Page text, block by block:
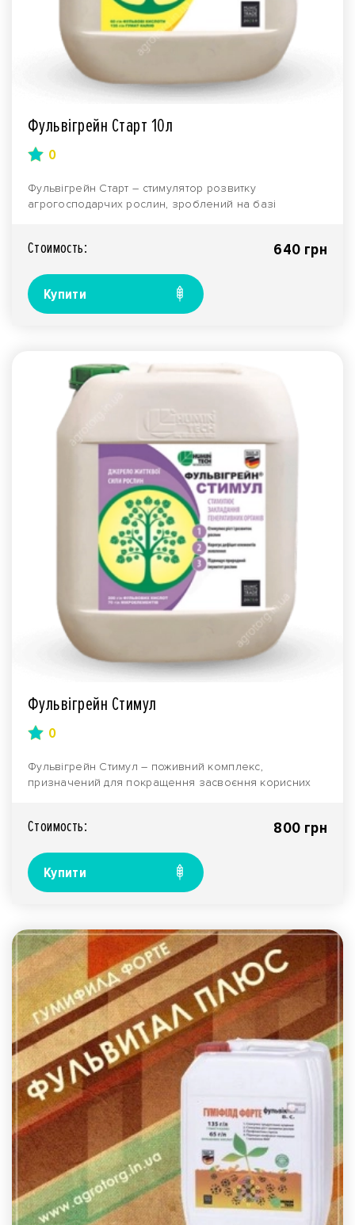
Фульвігрейн Старт 10л
0
Фульвігрейн Старт – стимулятор розвитку
агрогосподарчих рослин, зроблений на базі
Стоимость: 640 грн
Купити
Фульвігрейн Стимул
0
Фульвігрейн Стимул – поживний комплекс,
призначений для покращення засвоєння корисних
Стоимость: 800 грн
Купити